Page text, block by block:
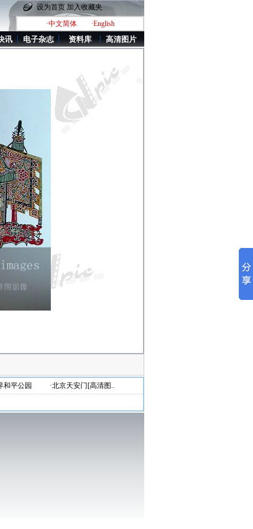
设为首页 加入收藏夹
·中文简体
·English
讯 电子杂志 资料库 高清图片
和平公园
·北京天安门[高清图..